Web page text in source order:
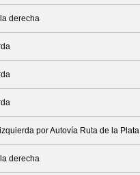
derecha
por Autovía Ruta de la Plata
derecha